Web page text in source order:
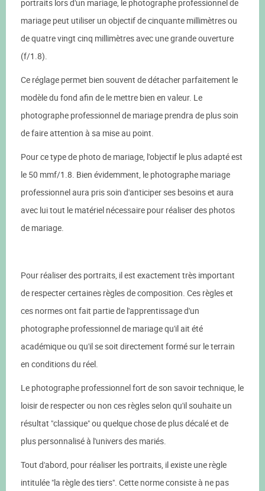
portraits lors d'un mariage, le photographe professionnel de
mariage peut utiliser un objectif de cinquante millimètres ou
de quatre vingt cinq millimètres avec une grande ouverture
(f/1.8).
Ce réglage permet bien souvent de détacher parfaitement le
modèle du fond afin de le mettre bien en valeur. Le
photographe professionnel de mariage prendra de plus soin
de faire attention à sa mise au point.
Pour ce type de photo de mariage, l'objectif le plus adapté est
le 50 mmf/1.8. Bien évidemment, le photographe mariage
professionnel aura pris soin d'anticiper ses besoins et aura
avec lui tout le matériel nécessaire pour réaliser des photos
de mariage.
Pour réaliser des portraits, il est exactement très important
de respecter certaines règles de composition. Ces règles et
ces normes ont fait partie de l'apprentissage d'un
photographe professionnel de mariage qu'il ait été
académique ou qu'il se soit directement formé sur le terrain
en conditions du réel.
Le photographe professionnel fort de son savoir technique, le
loisir de respecter ou non ces règles selon qu'il souhaite un
résultat "classique" ou quelque chose de plus décalé et de
plus personnalisé à l'univers des mariés.
Tout d'abord, pour réaliser les portraits, il existe une règle
intitulée "la règle des tiers". Cette norme consiste à ne pas